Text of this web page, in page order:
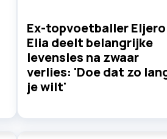
Ex-topvoetballer Eljero
Elia deelt belangrijke
levensles na zwaar
verlies: 'Doe dat zo
je wilt'